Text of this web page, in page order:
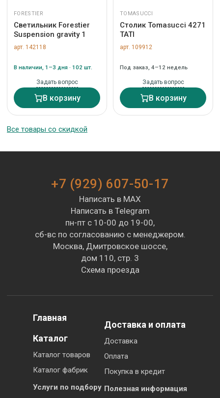
FORESTIER
Светильник Forestier
Suspension gravity 1
арт. 142118
В наличии, 1–3 дня · 102 шт.
Задать вопрос
В корзину
TOMASUCCI
Столик Tomasucci 4271
TATI
арт. 109912
Под заказ, 4–12 недель
Задать вопрос
В корзину
Все товары со скидкой
+7 (929) 607-50-17
Написать в MAX
Написать в Telegram
пн-пт с 10-00 до 19-00,
сб-вс по согласованию с менеджером.
Москва, Дмитровское шоссе,
дом 110, стр. 3
Схема проезда
Главная
Каталог
Каталог товаров
Каталог фабрик
Услуги по подбору
Доставка и оплата
Доставка
Оплата
Покупка в кредит
Полезная информация